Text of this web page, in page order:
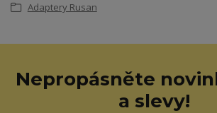
Adaptery Rusan
Nepropásněte
a slevy!